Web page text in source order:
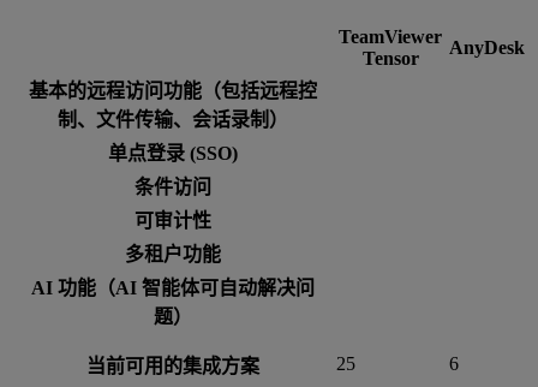
TeamViewer
Tensor
AnyDesk
基本的远程访问功能（包括远程控
制、文件传输、会话录制）
单点登录 (SSO)
条件访问
可审计性
多租户功能
AI 功能（AI 智能体可自动解决问
题）
当前可用的集成方案 25 6